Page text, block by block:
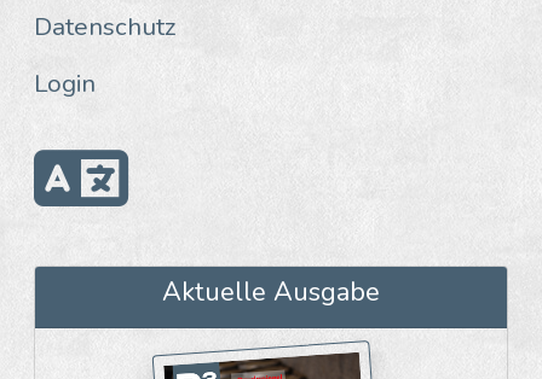
Datenschutz
Login
Aktuelle Ausgabe